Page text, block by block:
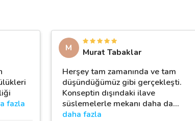
fazla
M
Murat Tabaklar
Herşey tam zamanında ve tam
düşündüğümüz gibi gerçekleşti.
Konseptin dışındaki ilave
süslemelerle mekanı daha da…
daha fazla